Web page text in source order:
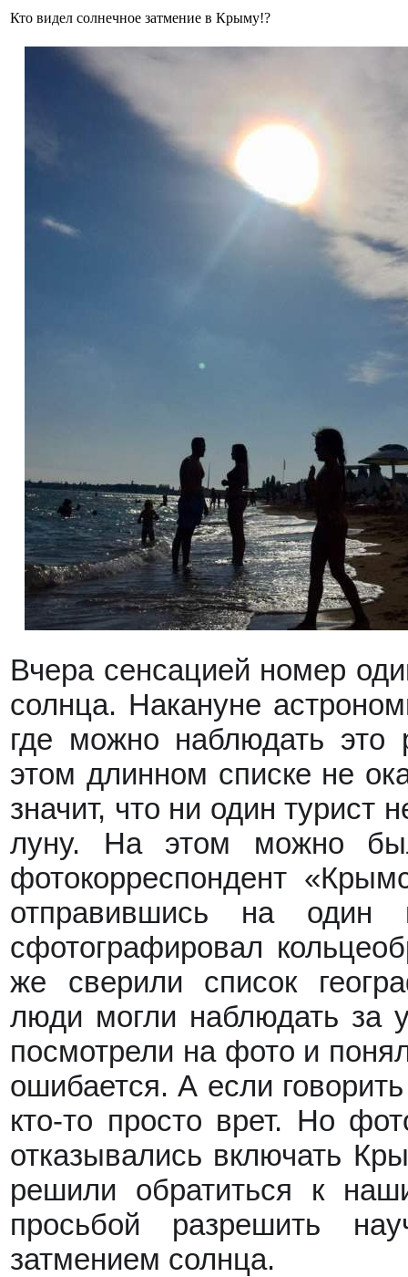
Кто видел солнечное затмение в Крыму!?
Вчера сенсацией номер
солнца. Накануне
где можно наблюдать
этом длинном списке не
значит, что ни один турист
луну. На этом можно
фотокорреспондент
отправившись на один
сфотографировал
же сверили список
люди могли наблюдать за
посмотрели на фото и
ошибается. А если
кто-то просто врет. Но
отказывались включать
решили обратиться к
просьбой разрешить
затмением солнца.